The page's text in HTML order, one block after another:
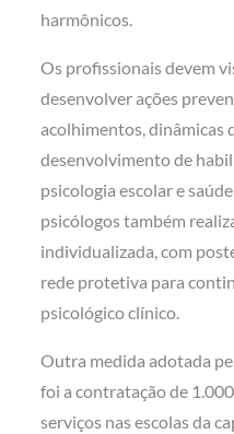
harmônicos.
Os profissionais devem
desenvolver ações
acolhimentos, dinâmicas
desenvolvimento de
psicologia escolar e
psicólogos também
individualizada, com
rede protetiva para
psicológico clínico.
Outra medida adotada
foi a contratação de
serviços nas escolas da